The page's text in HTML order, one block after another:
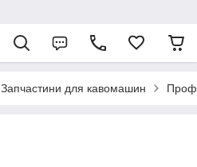
Запчастини для кавомашин